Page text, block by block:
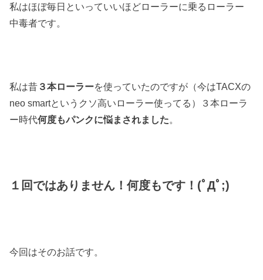
私はほぼ毎日といっていいほどローラーに乗るローラー
中毒者です。
私は昔 ３本ローラーを使っていたのですが（今はTACXの
neo smartというクソ高いローラー使ってる）３本ローラ
ー時代何度もパンクに悩まされました。
１回ではありません！何度もです！(ﾟДﾟ;)
今回はそのお話です。